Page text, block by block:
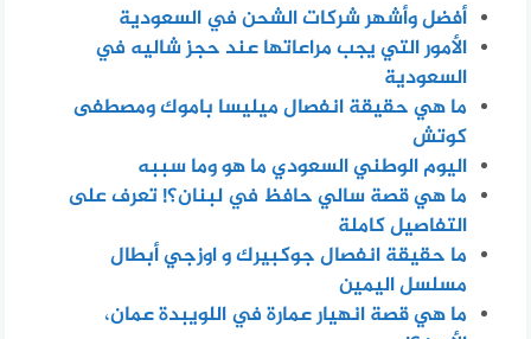
أفضل وأشهر شركات الشحن في السعودية
الأمور التي يجب مراعاتها عند حجز شاليه في
السعودية
ما هي حقيقة انفصال ميليسا باموك ومصطفى
كوتش
اليوم الوطني السعودي ما هو وما سببه
ما هي قصة سالي حافظ في لبنان؟! تعرف على
التفاصيل كاملة
ما حقيقة انفصال جوكبيرك و اوزجي أبطال
مسلسل اليمين
ما هي قصة انهيار عمارة في اللويبدة عمان،